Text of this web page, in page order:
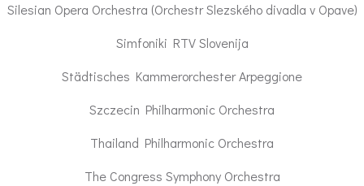
Silesian Opera Orchestra (Orchestr Slezského divadla v Opave)
Simfoniki RTV Slovenija
Städtisches Kammerorchester Arpeggione
Szczecin Philharmonic Orchestra
Thailand Philharmonic Orchestra
The Congress Symphony Orchestra